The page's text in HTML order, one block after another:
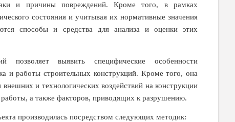
и причины повреждений. Кроме того, в рамках
состояния и учитывая их нормативные значения
способы и средства для анализа и оценки этих
позволяет выявить специфические особенности
и работы строительных конструкций. Кроме того, она
и технологических воздействий на конструкции
а также факторов, приводящих к разрушению.
производилась посредством следующих методик: